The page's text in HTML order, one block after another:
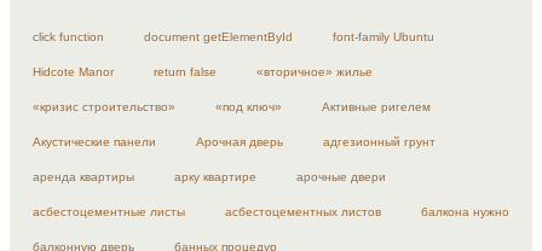
click function document getElementById font-family Ubuntu
Hidcote Manor return false «вторичное» жилье
«кризис строительство» «под ключ» Активные ригелем
Акустические панели Арочная дверь адгезионный грунт
аренда квартиры арку квартире арочные двери
асбестоцементные листы асбестоцементных листов балкона нужно
балконную дверь банных процедур